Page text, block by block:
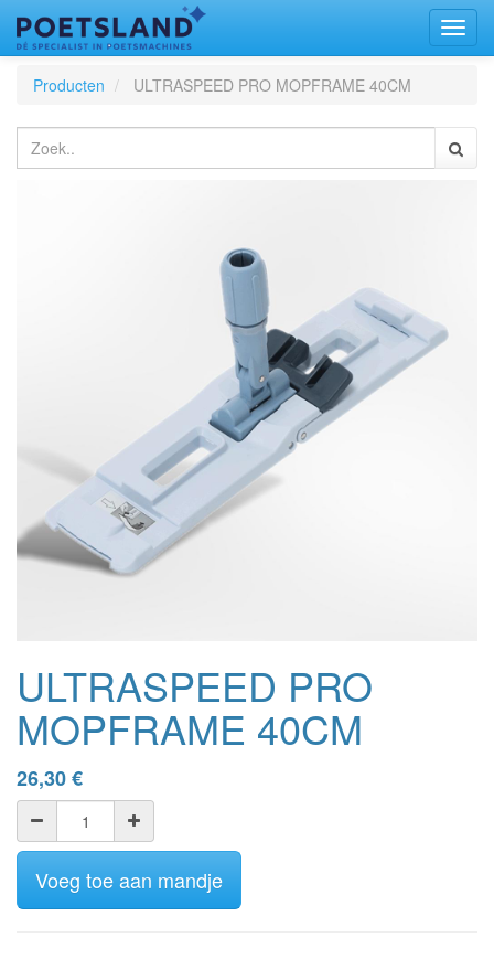
Producten
ULTRASPEED PRO MOPFRAME 40CM
ULTRASPEED PRO
MOPFRAME 40CM
26,30€
Voeg toe aan mandje